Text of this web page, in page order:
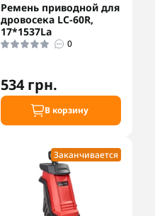
Ремень приводной для
дровосека LC-60R,
17*1537La
0
534 грн.
В корзину
Заканчивается